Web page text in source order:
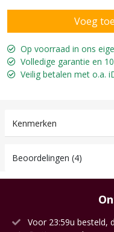
Op voorraad in ons
Volledige garantie en
Veilig betalen met o.a.
Kenmerken
Beoordelingen (4)
Voor 23:59u besteld,